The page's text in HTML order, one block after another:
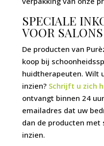
SPECIALE
VOOR SALONS
De producten van
koop bij
huidtherapeuten. Wilt
inzien? Schrijft u zich
ontvangt binnen 24
emailadres dat uw
dan de producten met
inzien.